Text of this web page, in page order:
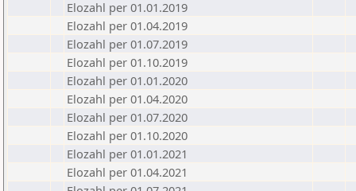
Elozahl per 01.01.2019
Elozahl per 01.04.2019
Elozahl per 01.07.2019
Elozahl per 01.10.2019
Elozahl per 01.01.2020
Elozahl per 01.04.2020
Elozahl per 01.07.2020
Elozahl per 01.10.2020
Elozahl per 01.01.2021
Elozahl per 01.04.2021